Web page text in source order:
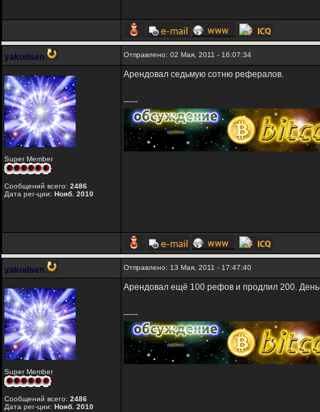
yakodsen Отправлено: 02 Мая, 2011 - 16:07:34
Super Member
Сообщений всего: 2486
Дата рег-ции: Нояб. 2010
Арендовал седьмую сотню рефералов.
-----
yakodsen Отправлено: 13 Мая, 2011 - 17:47:40
Super Member
Сообщений всего: 2486
Дата рег-ции: Нояб. 2010
Арендовал ещё 100 рефов и продлил 200.
-----